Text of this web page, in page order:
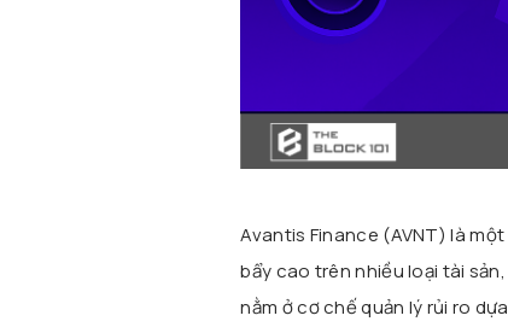
Avantis Finance (AVNT) là
bẩy cao trên nhiều loại tài
nằm ở cơ chế quản lý rủi ro